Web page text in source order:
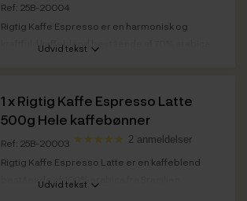
Ref: 25B-20004
Rigtig Kaffe Espresso er en harmonisk og
kraftfuld kaffeblend bestående af 70% arabica
Ristedato
Espresso: 13.04.2026
Bedst før
Espresso: 13.04.2028
Udvid tekst
1 xRigtig Kaffe Espresso Latte
500g Hele kaffebønner
Ref: 25B-20003 2 anmeldelser
Rigtig Kaffe Espresso Latte er en kaffeblend
bestående af 100% arabica fra Brasilien,
Udvid tekst